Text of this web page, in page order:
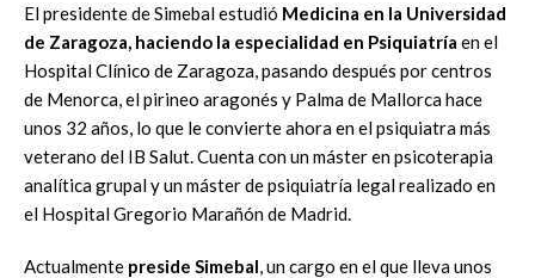
El presidente de Simebal estudió Medicina en la Universidad
de Zaragoza, haciendo la especialidad en Psiquiatría en el
Hospital Clínico de Zaragoza, pasando después por centros
de Menorca, el pirineo aragonés y Palma de Mallorca hace
unos 32 años, lo que le convierte ahora en el psiquiatra más
veterano del IB Salut. Cuenta con un máster en psicoterapia
analítica grupal y un máster de psiquiatría legal realizado en
el Hospital Gregorio Marañón de Madrid.
Actualmente preside Simebal, un cargo en el que lleva unos